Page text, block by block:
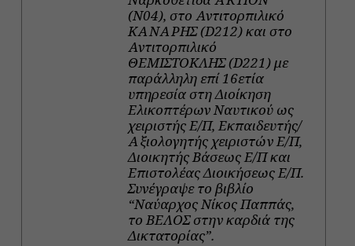
(Ν04), στο Αντιτορπιλικό
ΚΑΝΑΡΗΣ (D212) και στο
Αντιτορπιλικό
ΘΕΜΙΣΤΟΚΛΗΣ (D221) με
παράλληλη επί 16ετία
υπηρεσία στη Διοίκηση
Ελικοπτέρων Ναυτικού ως
χειριστής Ε/Π, Εκπαιδευτής/
Αξιολογητής χειριστών Ε/Π,
Διοικητής Βάσεως Ε/Π και
Επιστολέας Διοικήσεως Ε/Π.
Συνέγραψε το βιβλίο
“Ναύαρχος Νίκος Παππάς,
το ΒΕΛΟΣ στην καρδιά της
Δικτατορίας”.